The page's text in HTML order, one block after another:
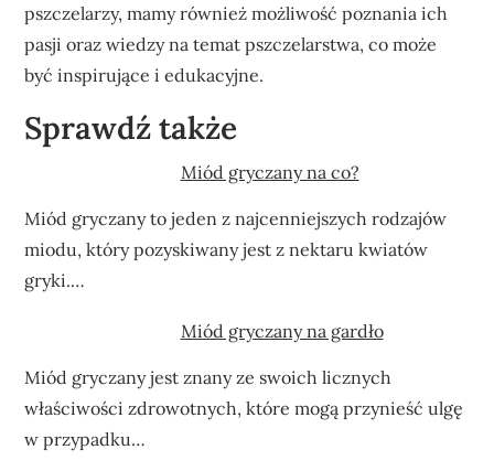
pszczelarzy, mamy również możliwość poznania ich
pasji oraz wiedzy na temat pszczelarstwa, co może
być inspirujące i edukacyjne.
Sprawdź także
Miód gryczany na co?
Miód gryczany to jeden z najcenniejszych rodzajów
miodu, który pozyskiwany jest z nektaru kwiatów
gryki.…
Miód gryczany na gardło
Miód gryczany jest znany ze swoich licznych
właściwości zdrowotnych, które mogą przynieść ulgę
w przypadku…